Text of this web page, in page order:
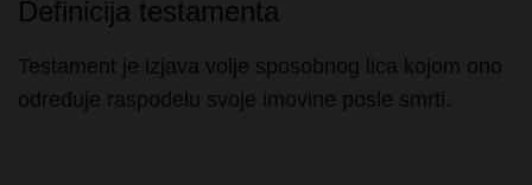
Testament je izjava volje sposobnog lica kojom ono